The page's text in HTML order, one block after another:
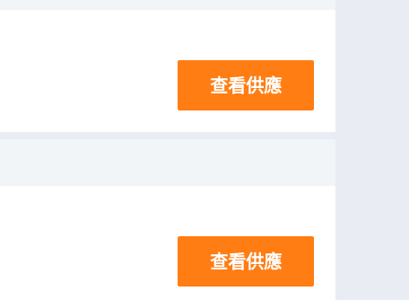
查看供應
查看供應